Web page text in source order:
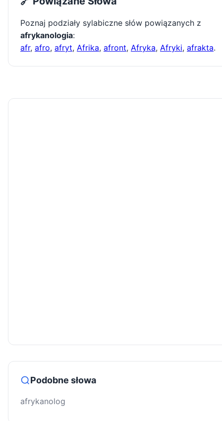
Poznaj podziały sylabiczne słów powiązanych z
afrykanologia:
afr, afro, afryt, Afrika, afront, Afryka, Afryki, afrakta.
Podobne słowa
afrykanolog